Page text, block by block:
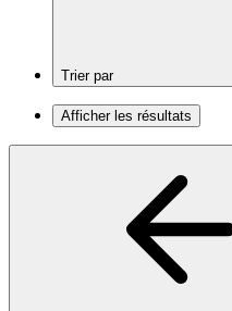
Trier par
Afficher les résultats